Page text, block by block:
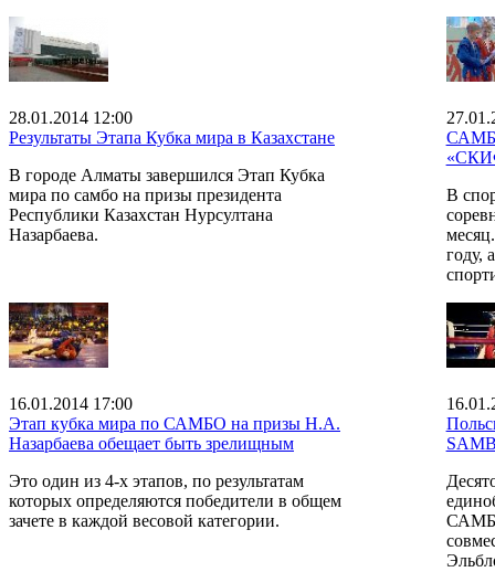
28.01.2014 12:00
Результаты Этапа Кубка мира в Казахстане
В городе Алматы завершился Этап Кубка
мира по самбо на призы президента
Республики Казахстан Нурсултана
Назарбаева.
В
году,
16.01.2014 17:00
Этап кубка мира по САМБО на призы Н.А.
Назарбаева обещает быть зрелищным
Это один из 4-х этапов, по результатам
которых определяются победители в общем
зачете в каждой весовой категории.